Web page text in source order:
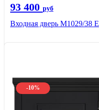
93 400 руб
Входная дверь М1029/38 E
-10%